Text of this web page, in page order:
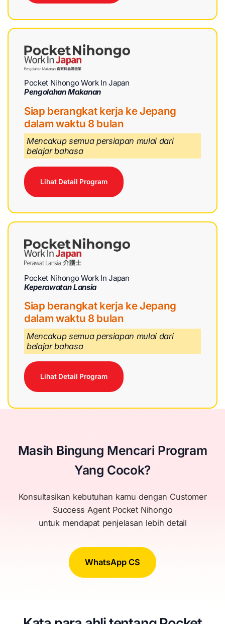
Pocket Nihongo Work In Japan
Pengolahan Makanan
Siap berangkat kerja ke Jepang
dalam waktu 8 bulan
Mencakup semua persiapan mulai dari
belajar bahasa
Lihat Detail Program
Pocket Nihongo Work In Japan
Keperawatan Lansia
Siap berangkat kerja ke Jepang
dalam waktu 8 bulan
Mencakup semua persiapan mulai dari
belajar bahasa
Lihat Detail Program
Masih Bingung Mencari Program
Yang Cocok?
Konsultasikan kebutuhan kamu dengan Customer
Success Agent Pocket Nihongo
untuk mendapat penjelasan lebih detail
WhatsApp CS